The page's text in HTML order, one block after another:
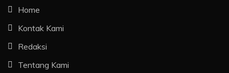
Home
Kontak Kami
Redaksi
Tentang Kami